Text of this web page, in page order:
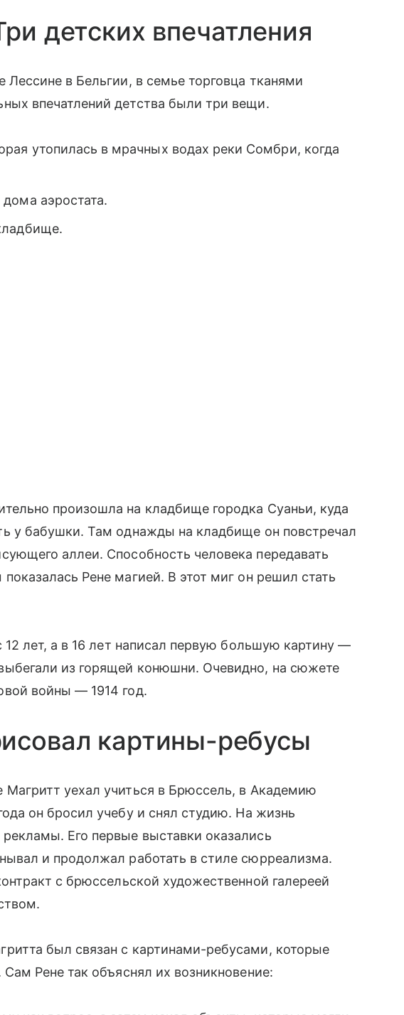
детских впечатления
Лессине в Бельгии, в семье торговца тканями
впечатлений детства были три вещи.
утопилась в мрачных водах реки Сомбри, когда
аэростата.
произошла на кладбище городка Суаньи, куда
у бабушки. Там однажды на кладбище он повстречал
аллеи. Способность человека передавать
Рене магией. В этот миг он решил стать
12 лет, а в 16 лет написал первую большую картину —
из горящей конюшни. Очевидно, на сюжете
войны — 1914 год.
картины-ребусы
уехал учиться в Брюссель, в Академию
он бросил учебу и снял студию. На жизнь
Его первые выставки оказались
и продолжал работать в стиле сюрреализма.
с брюссельской художественной галереей
был связан с картинами-ребусами, которые
Рене так объяснял их возникновение: